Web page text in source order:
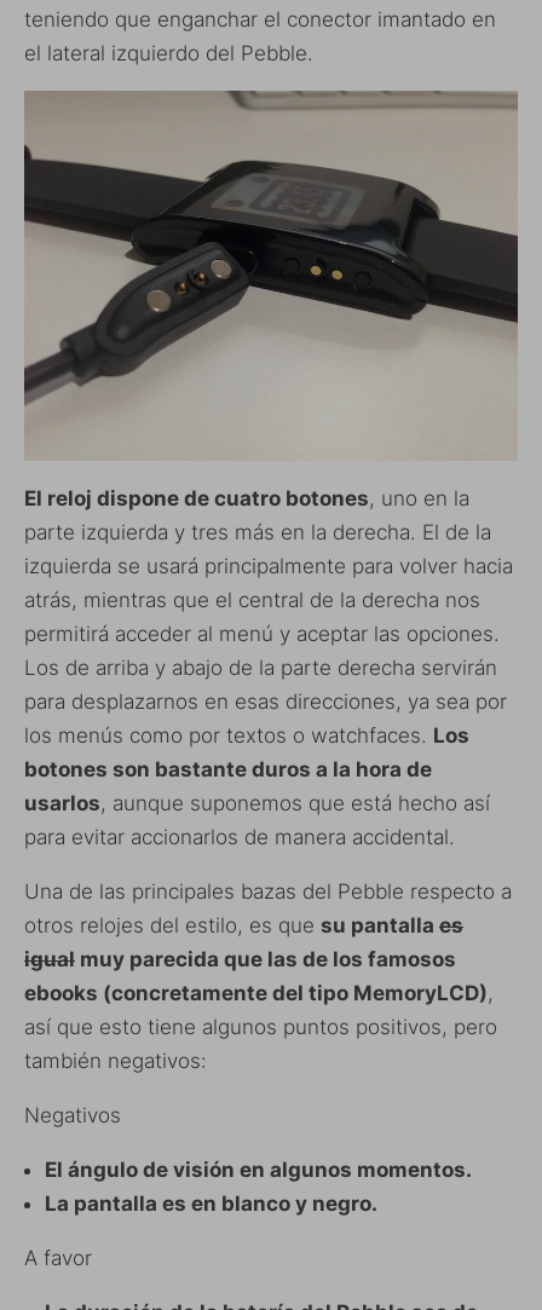
teniendo que enganchar el conector imantado en
el lateral izquierdo del Pebble.
El reloj dispone de cuatro botones, uno en la
parte izquierda y tres más en la derecha. El de la
izquierda se usará principalmente para volver hacia
atrás, mientras que el central de la derecha nos
permitirá acceder al menú y aceptar las opciones.
Los de arriba y abajo de la parte derecha servirán
para desplazarnos en esas direcciones, ya sea por
los menús como por textos o watchfaces. Los
botones son bastante duros a la hora de
usarlos, aunque suponemos que está hecho así
para evitar accionarlos de manera accidental.
Una de las principales bazas del Pebble respecto a
otros relojes del estilo, es que su pantalla es
igual muy parecida que las de los famosos
ebooks (concretamente del tipo MemoryLCD),
así que esto tiene algunos puntos positivos, pero
también negativos:
Negativos
El ángulo de visión en algunos momentos.
La pantalla es en blanco y negro.
A favor